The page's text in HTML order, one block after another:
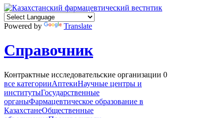
Powered by Translate
Справочник
Контрактные исследовательские организации 0
все категорииАптекиНаучные центры и
институтыГосударственные
органыФармацевтическое образование в
КазахстанеОбщественные